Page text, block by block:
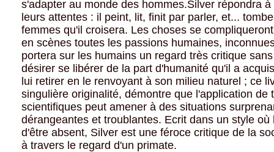
s'adapter au monde des hommes.Silver répondra
leurs attentes : il peint, lit, finit par parler, et...
femmes qu'il croisera. Les choses se
en scènes toutes les passions humaines,
portera sur les humains un regard très critique
désirer se libérer de la part d'humanité qu'il a
lui retirer en le renvoyant à son milieu naturel ; ce
singulière originalité, démontre que l'application de
scientifiques peut amener à des situations
dérangeantes et troublantes. Ecrit dans un style où
d'être absent, Silver est une féroce critique de la
à travers le regard d'un primate.